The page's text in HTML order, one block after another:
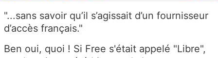
"...sans savoir qu’il s’agissait d’un fournisseur
d’accès français."
Ben oui, quoi ! Si Free s'était appelé "Libre",